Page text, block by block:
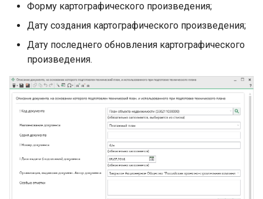
Форму картографического произведения;
Дату создания картографического произведения;
Дату последнего обновления картографического
произведения.